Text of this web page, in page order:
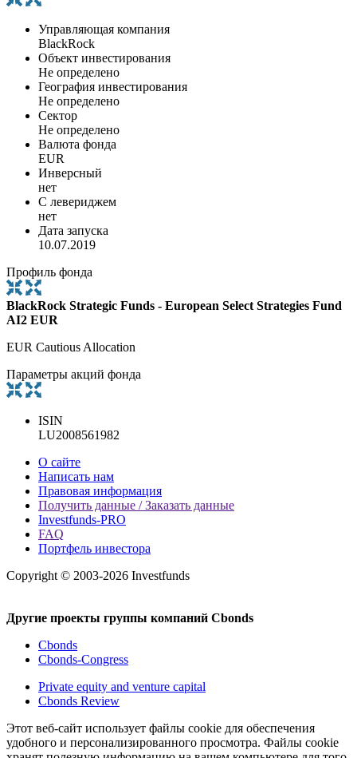
Управляющая компания
BlackRock
Объект инвестирования
Не определено
География инвестирования
Не определено
Сектор
Не определено
Валюта фонда
EUR
Инверсный
нет
С левериджем
нет
Дата запуска
10.07.2019
Профиль фонда
BlackRock Strategic Funds - European Select Strategies Fund
AI2 EUR
EUR Cautious Allocation
Параметры акций фонда
ISIN
LU2008561982
О сайте
Написать нам
Правовая информация
Получить данные / Заказать данные
Investfunds-PRO
FAQ
Портфель инвестора
Copyright © 2003-2026 Investfunds
Другие проекты группы компаний Cbonds
Cbonds
Cbonds-Congress
Private equity and venture capital
Cbonds Review
Этот веб-сайт использует файлы cookie для обеспечения
удобного и персонализированного просмотра. Файлы cookie